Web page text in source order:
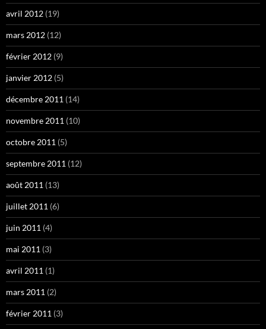
avril 2012 (19)
mars 2012 (12)
février 2012 (9)
janvier 2012 (5)
décembre 2011 (14)
novembre 2011 (10)
octobre 2011 (5)
septembre 2011 (12)
août 2011 (13)
juillet 2011 (6)
juin 2011 (4)
mai 2011 (3)
avril 2011 (1)
mars 2011 (2)
février 2011 (3)